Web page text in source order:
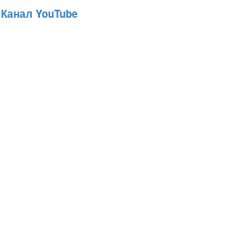
Канал YouTube